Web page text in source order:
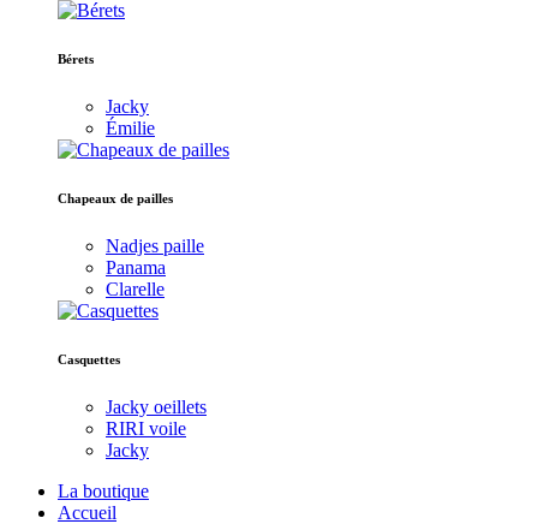
Bérets
Jacky
Émilie
Chapeaux de pailles
Nadjes paille
Panama
Clarelle
Casquettes
Jacky oeillets
RIRI voile
Jacky
La boutique
Accueil